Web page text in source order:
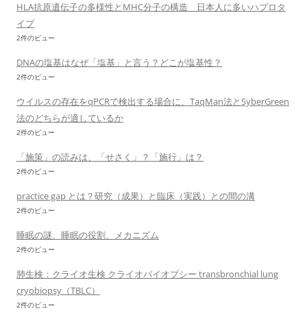
HLA抗原遺伝子の多様性とMHC分子の構造 日本人に多いハプロタ
イプ
2件のビュー
DNAの塩基はなぜ「塩基」と言う？どこが塩基性？
2件のビュー
ウイルスの存在をqPCRで検出する場合に、TaqMan法とSyberGreen
法のどちらが適しているか
2件のビュー
「施策」の読みは、「せさく」？「施行」は？
2件のビュー
practice gap とは？研究（成果）と臨床（実践）との間の溝
2件のビュー
睡眠の謎、睡眠の役割、メカニズム
2件のビュー
肺生検：クライオ生検 クライオバイオプシー transbronchial lung
cryobiopsy（TBLC）
2件のビュー